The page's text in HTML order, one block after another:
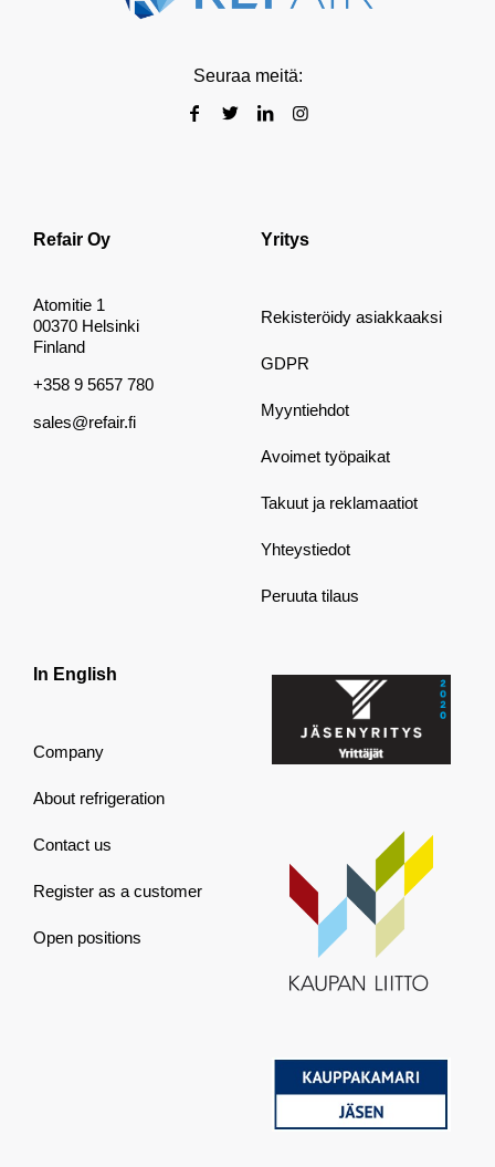
Seuraa meitä:
Refair Oy
Atomitie 1
00370 Helsinki
Finland
+358 9 5657 780
sales@refair.fi
Yritys
Rekisteröidy asiakkaaksi
GDPR
Myyntiehdot
Avoimet työpaikat
Takuut ja reklamaatiot
Yhteystiedot
Peruuta tilaus
In English
Company
About refrigeration
Contact us
Register as a customer
Open positions